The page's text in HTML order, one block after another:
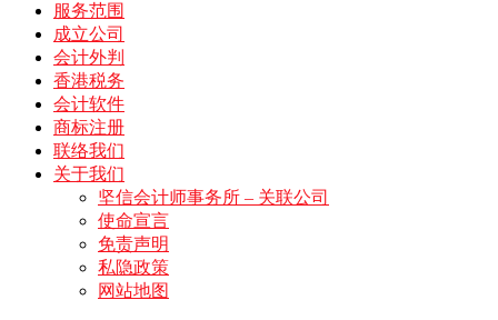
服务范围
成立公司
会计外判
香港税务
会计软件
商标注册
联络我们
关于我们
坚信会计师事务所 – 关联公司
使命宣言
免责声明
私隐政策
网站地图